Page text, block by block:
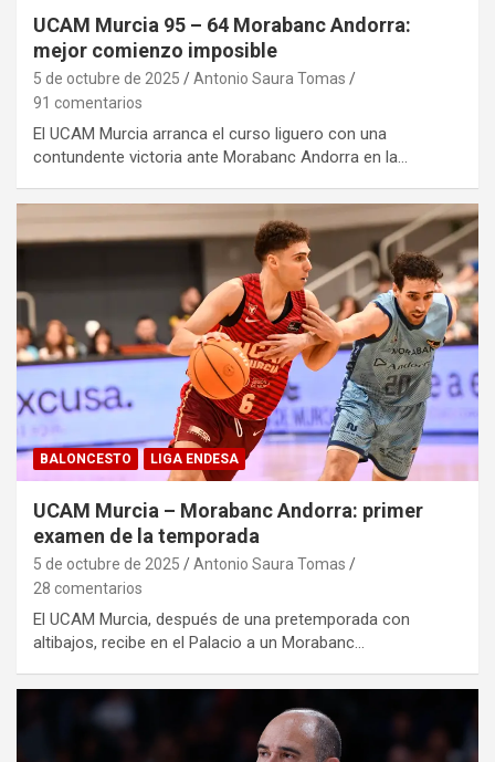
UCAM Murcia 95 – 64 Morabanc Andorra:
mejor comienzo imposible
5 de octubre de 2025
Antonio Saura Tomas
91 comentarios
El UCAM Murcia arranca el curso liguero con una
contundente victoria ante Morabanc Andorra en la…
BALONCESTO LIGA ENDESA
UCAM Murcia – Morabanc Andorra: primer
examen de la temporada
5 de octubre de 2025
Antonio Saura Tomas
28 comentarios
El UCAM Murcia, después de una pretemporada con
altibajos, recibe en el Palacio a un Morabanc…